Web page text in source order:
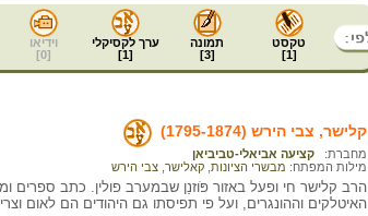
טקסט
[
1
]
תמונה
[
3
]
ערך לקסיקלי
[
1
]
וידיאו
[
0
]
קלישר, צבי הירש (1795-1874)
מחברת:
קציעה אביאלי-טביביאן
מילות המפתח: מבשרי הציונות קאלישר, צבי הירש
הרב קלישר חי ופעל באזור פֹּוזנַן שבמערב פולין. כתב ספרים
האיטלקים וההונגרים, ועל פי תפיסתו גם היהודים הם לאום